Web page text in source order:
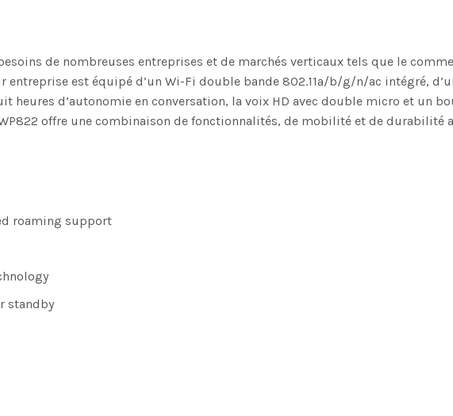
de nombreuses entreprises et de marchés verticaux tels que le
est équipé d’un Wi-Fi double bande 802.11a/b/g/n/ac intégré,
heures d’autonomie en conversation, la voix HD avec double micro et un
offre une combinaison de fonctionnalités, de mobilité et de durabilité
roaming support
standby